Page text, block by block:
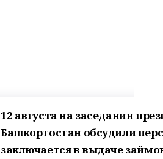
12 августа на заседании
Башкортостан обсудили
заключается в выдаче